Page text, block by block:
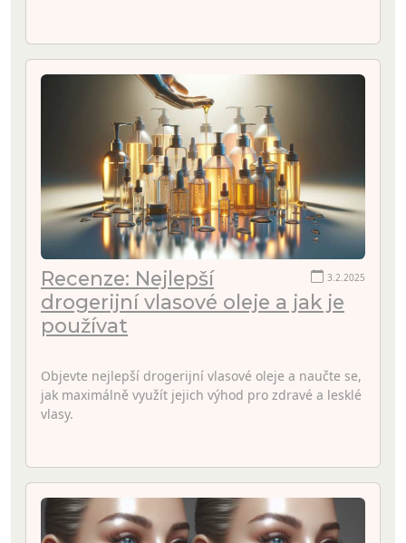
3.2.2025
Recenze: Nejlepší
drogerijní vlasové oleje a jak je
používat
Objevte nejlepší drogerijní vlasové oleje a naučte se,
jak maximálně využít jejich výhod pro zdravé a lesklé
vlasy.